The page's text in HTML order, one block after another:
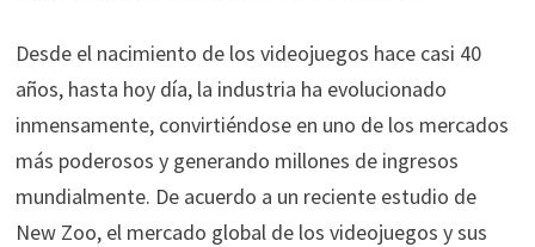
Desde el nacimiento de los videojuegos hace casi 40
años, hasta hoy día, la industria ha evolucionado
inmensamente, convirtiéndose en uno de los mercados
más poderosos y generando millones de ingresos
mundialmente. De acuerdo a un reciente estudio de
New Zoo, el mercado global de los videojuegos y sus